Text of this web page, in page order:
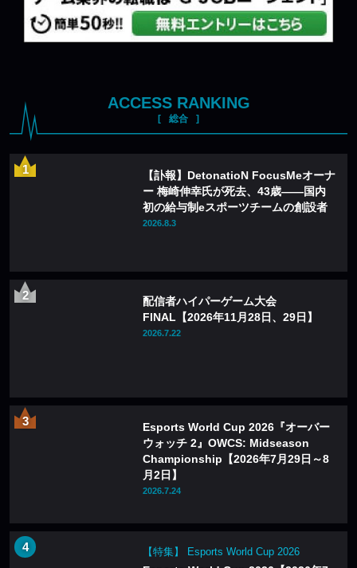
ACCESS RANKING
総合
【訃報】DetonatioN FocusMeオーナ
ー 梅崎伸幸氏が死去、43歳——国内
初の給与制eスポーツチームの創設者
2026.8.3
配信者ハイパーゲーム大会
FINAL【2026年11月28日、29日】
2026.7.22
Esports World Cup 2026『オーバー
ウォッチ 2』OWCS: Midseason
Championship【2026年7月29日～8
月2日】
2026.7.24
【特集】 Esports World Cup 2026